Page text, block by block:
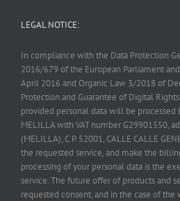
LEGAL NOTICE:
In compliance with the Data Protection
2016/679 of the European Parliament
April 2016 and Organic Law 3/2018 of
Protection and Guarantee of Digital
provided personal data will be processed
MELILLA with VAT number G29901550,
(MELILLA), C.P. 52001, CALLE CALLE
the requested service, and make the
processing of your personal data is the
service. The future offer of products and
requested consent, and in the case of